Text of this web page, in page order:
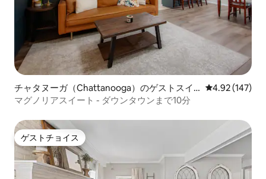
チャタヌーガ（Chattanooga）のゲストスイ
ート
レビュー147
4.92 (147)
マグノリアスイート - ダウンタウンまで10分
ゲストチョイス
ゲストチョイス